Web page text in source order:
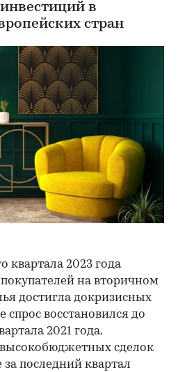
в
стран
квартала 2023 года
на вторичном
достигла докризисных
спрос восстановился до
2021 года.
сделок
последний квартал